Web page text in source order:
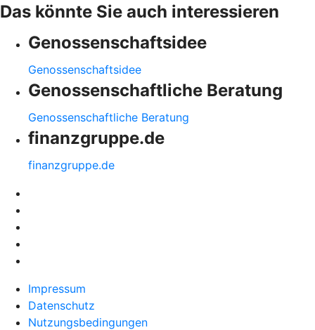
Das könnte Sie auch interessieren
Genossenschaftsidee
Genossenschaftsidee
Genossenschaftliche Beratung
Genossenschaftliche Beratung
finanzgruppe.de
finanzgruppe.de
Impressum
Datenschutz
Nutzungsbedingungen